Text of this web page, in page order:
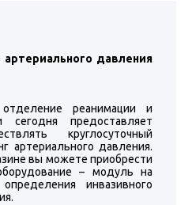
давления
реанимации и
сегодня предоставляет
круглосуточный
артериального давления.
вы можете приобрести
– модуль на
инвазивного